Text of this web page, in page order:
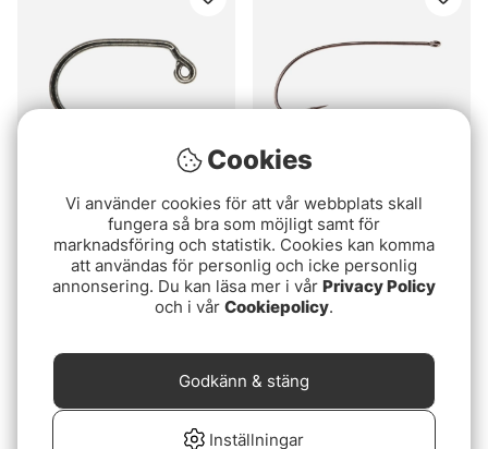
Sprite Hooks Barbless
Wide Jig Black Nickel
S2400 25-pack
Ahrex PR350 - Light
Predator, Barbed
89 kr
Cookies
Vi använder cookies för att vår webbplats skall
fungera så bra som möjligt samt för
marknadsföring och statistik. Cookies kan komma
att användas för personlig och icke personlig
annonsering. Du kan läsa mer i vår Privacy Policy
och i vår Cookiepolicy.
Inställningar
Godkänn & stäng